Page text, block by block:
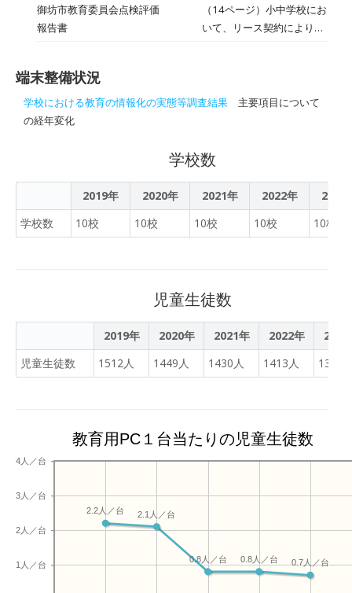
す。今後、さらに有効活用
できるよう検討していきた
ＩＣＴ環境（パソコン等の
整備等）を掲げる。
御坊市教育委員会点検評価
報告書
（14ページ）小中学校にお
いて、リース契約によりコ
機器等の更新を行ってい
いる。今後はソフト面の充
実化や情報モラル教育を推
進していくことが必要であ
る。 今後、国のギガスクー
ル構想に沿って、情報教育
端末整備状況
学校における教育の情報化の実態等調査結果 主要項目について
の経年変化
学校数
2019年 2020年 2021年 2022年
2023
学校数
10校 10校 10校 10校 10校
児童生徒数
2019年 2020年 2021年 2022年
2023
児童生徒数
1512人 1449人 1430人 1413人 1360
教育用PC１台当たりの児童生徒数
1人／台
2人／台
3人／台
4人／台
0.7人／台
0.8人／台
0.8人／台
2.1人／台
2.2人／台